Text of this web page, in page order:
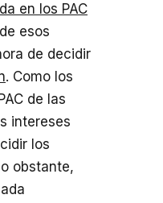
en los PAC
esos
de decidir
. Como los
de las
intereses
los
obstante,